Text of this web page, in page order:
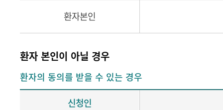
환자본인
환자 본인이 아닐 경우
환자의 동의를 받을 수 있는 경우
신청인